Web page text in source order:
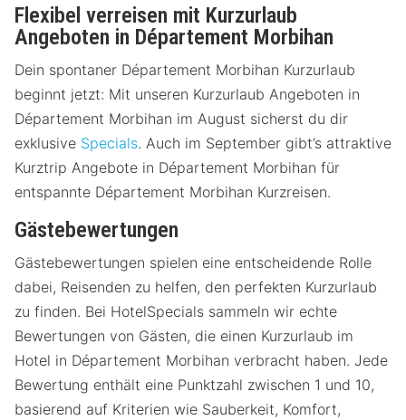
Flexibel verreisen mit Kurzurlaub
Angeboten in Département Morbihan
Dein spontaner Département Morbihan Kurzurlaub
beginnt jetzt: Mit unseren Kurzurlaub Angeboten in
Département Morbihan im August sicherst du dir
exklusive Specials. Auch im September gibt’s attraktive
Kurztrip Angebote in Département Morbihan für
entspannte Département Morbihan Kurzreisen.
Gästebewertungen
Gästebewertungen spielen eine entscheidende Rolle
dabei, Reisenden zu helfen, den perfekten Kurzurlaub
zu finden. Bei HotelSpecials sammeln wir echte
Bewertungen von Gästen, die einen Kurzurlaub im
Hotel in Département Morbihan verbracht haben. Jede
Bewertung enthält eine Punktzahl zwischen 1 und 10,
basierend auf Kriterien wie Sauberkeit, Komfort,